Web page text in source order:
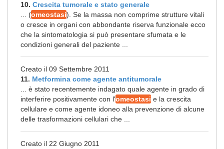
10. Crescita tumorale e stato generale
... (omeostasi). Se la massa non comprime strutture vitali
o cresce in organi con abbondante riserva funzionale ecco
che la sintomatologia si può presentare sfumata e le
condizioni generali del paziente ...
Creato il 09 Settembre 2011
11. Metformina come agente antitumorale
... è stato recentemente indagato quale agente in grado di
interferire positivamente con l'omeostasi e la crescita
cellulare e come agente idoneo alla prevenzione di alcune
delle trasformazioni cellulari che ...
Creato il 22 Giugno 2011